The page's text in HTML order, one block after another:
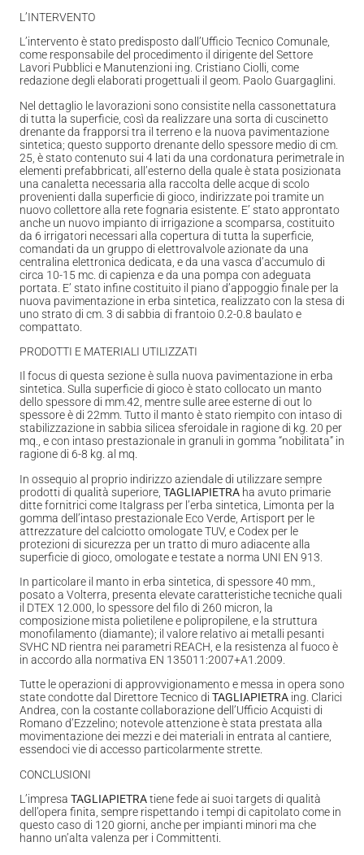
L’INTERVENTO
L’intervento è stato predisposto dall’Ufficio Tecnico Comunale,
come responsabile del procedimento il dirigente del Settore
Lavori Pubblici e Manutenzioni ing. Cristiano Ciolli, come
redazione degli elaborati progettuali il geom. Paolo Guargaglini.
Nel dettaglio le lavorazioni sono consistite nella cassonettatura
di tutta la superficie, così da realizzare una sorta di cuscinetto
drenante da frapporsi tra il terreno e la nuova pavimentazione
sintetica; questo supporto drenante dello spessore medio di cm.
25, è stato contenuto sui 4 lati da una cordonatura perimetrale in
elementi prefabbricati, all’esterno della quale è stata posizionata
una canaletta necessaria alla raccolta delle acque di scolo
provenienti dalla superficie di gioco, indirizzate poi tramite un
nuovo collettore alla rete fognaria esistente. E’ stato approntato
anche un nuovo impianto di irrigazione a scomparsa, costituito
da 6 irrigatori necessari alla copertura di tutta la superficie,
comandati da un gruppo di elettrovalvole azionate da una
centralina elettronica dedicata, e da una vasca d’accumulo di
circa 10-15 mc. di capienza e da una pompa con adeguata
portata. E’ stato infine costituito il piano d’appoggio finale per la
nuova pavimentazione in erba sintetica, realizzato con la stesa di
uno strato di cm. 3 di sabbia di frantoio 0.2-0.8 baulato e
compattato.
PRODOTTI E MATERIALI UTILIZZATI
Il focus di questa sezione è sulla nuova pavimentazione in erba
sintetica. Sulla superficie di gioco è stato collocato un manto
dello spessore di mm.42, mentre sulle aree esterne di out lo
spessore è di 22mm. Tutto il manto è stato riempito con intaso di
stabilizzazione in sabbia silicea sferoidale in ragione di kg. 20 per
mq., e con intaso prestazionale in granuli in gomma “nobilitata” in
ragione di 6-8 kg. al mq.
In ossequio al proprio indirizzo aziendale di utilizzare sempre
prodotti di qualità superiore, TAGLIAPIETRA ha avuto primarie
ditte fornitrici come Italgrass per l’erba sintetica, Limonta per la
gomma dell’intaso prestazionale Eco Verde, Artisport per le
attrezzature del calciotto omologate TUV, e Codex per le
protezioni di sicurezza per un tratto di muro adiacente alla
superficie di gioco, omologate e testate a norma UNI EN 913.
In particolare il manto in erba sintetica, di spessore 40 mm.,
posato a Volterra, presenta elevate caratteristiche tecniche quali
il DTEX 12.000, lo spessore del filo di 260 micron, la
composizione mista polietilene e polipropilene, e la struttura
monofilamento (diamante); il valore relativo ai metalli pesanti
SVHC ND rientra nei parametri REACH, e la resistenza al fuoco è
in accordo alla normativa EN 135011:2007+A1.2009.
Tutte le operazioni di approvvigionamento e messa in opera sono
state condotte dal Direttore Tecnico di TAGLIAPIETRA ing. Clarici
Andrea, con la costante collaborazione dell’Ufficio Acquisti di
Romano d’Ezzelino; notevole attenzione è stata prestata alla
movimentazione dei mezzi e dei materiali in entrata al cantiere,
essendoci vie di accesso particolarmente strette.
CONCLUSIONI
L’impresa TAGLIAPIETRAtiene fede ai suoi targets di qualità
dell’opera finita, sempre rispettando i tempi di capitolato come in
questo caso di 120 giorni, anche per impianti minori ma che
hanno un’alta valenza per i Committenti.